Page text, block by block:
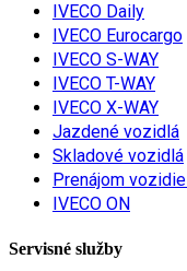
IVECO Daily
IVECO Eurocargo
IVECO S-WAY
IVECO T-WAY
IVECO X-WAY
Jazdené vozidlá
Skladové vozidlá
Prenájom vozidiel
IVECO ON
Servisné služby